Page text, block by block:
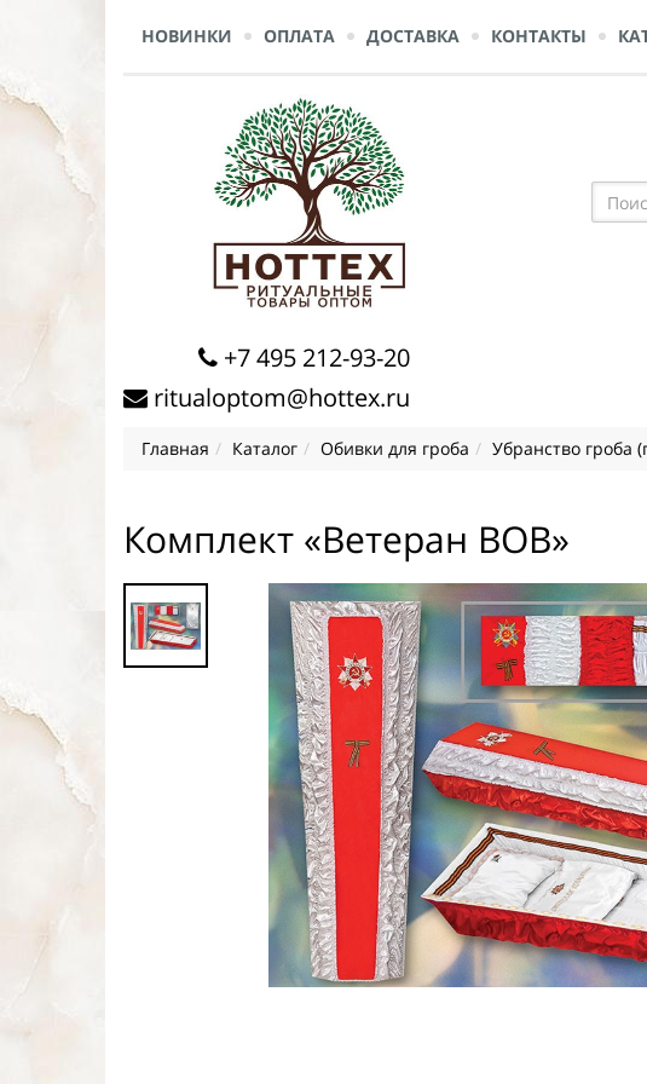
НОВИНКИ ОПЛАТА ДОСТАВКА КОНТАКТЫ
+7 495 212-93-20
ritualoptom@hottex.ru
Главная Каталог Обивки для гроба Убранство гроба
Комплект «Ветеран ВОВ»